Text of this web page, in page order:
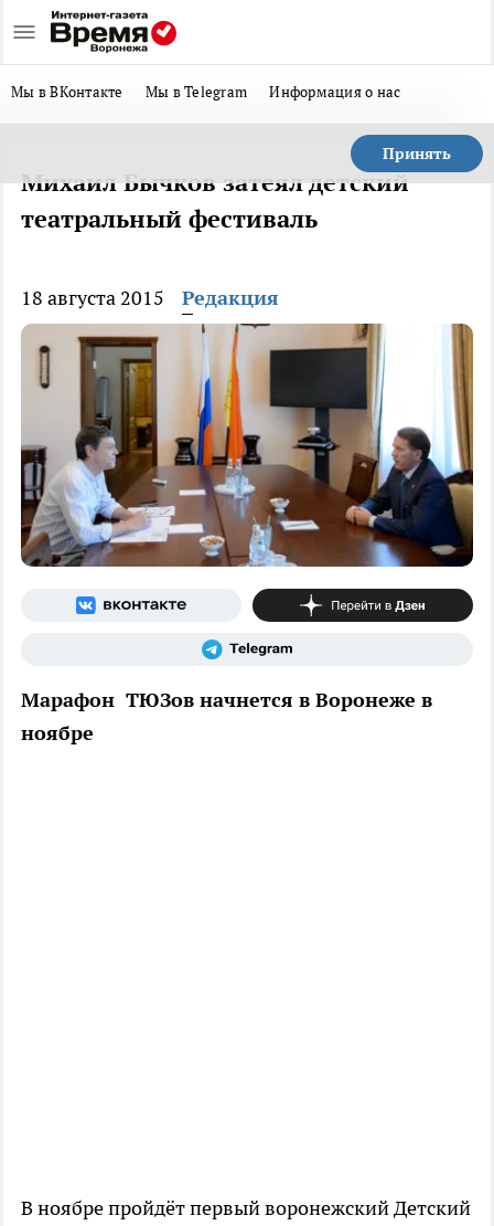
Мы в ВКонтакте Мы в Telegram Информация о нас
Принять
Михаил Бычков затеял детский
театральный фестиваль
18 августа 2015 Редакция
Марафон ТЮЗов начнется в Воронеже в
ноябре
В ноябре пройдёт первый воронежский Детский